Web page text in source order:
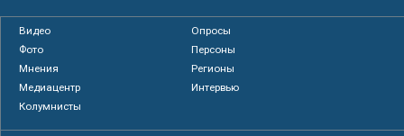
Видео
Опросы
Фото
Персоны
Мнения
Регионы
Медиацентр
Интервью
Колумнисты